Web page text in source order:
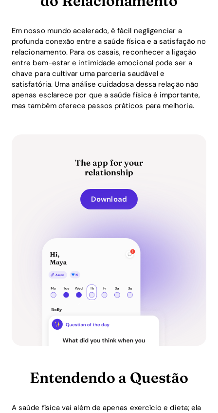
Em nosso mundo acelerado, é fácil negligenciar a
profunda conexão entre a saúde física e a satisfação no
relacionamento. Para os casais, reconhecer a ligação
entre bem-estar e intimidade emocional pode ser a
chave para cultivar uma parceria saudável e
satisfatória. Uma análise cuidadosa dessa relação não
apenas esclarece por que a saúde física é importante,
mas também oferece passos práticos para melhoria.
The app for your
relationship
Download
Entendendo a Questão
A saúde física vai além de apenas exercício e dieta; ela